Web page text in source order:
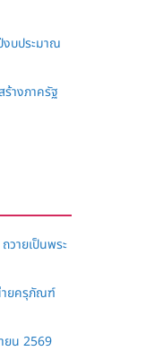
งบประมาณ
ร้างภาครัฐ
ายเป็นพระ
ายครุภัณฑ์
ยน 2569